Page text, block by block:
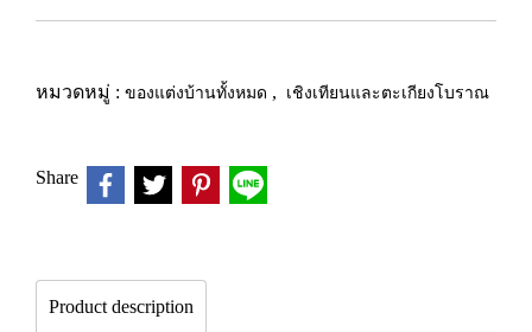
หมวดหมู่ : ของแต่งบ้านทั้งหมด , เชิงเทียนและตะเกียงโบราณ
Share
Product description